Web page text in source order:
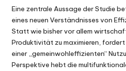
Eine zentrale Aussage der Studie
eines neuen Verständnisses von
Statt wie bisher vor allem
Produktivität zu maximieren, fordert
einer „gemeinwohleffizienten“
Perspektive hebt die